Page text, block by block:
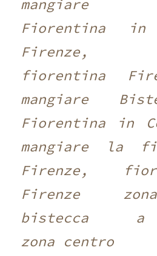
mangiare
Fiorentina
Firenze,
fiorentina
mangiare
Fiorentina in
mangiare la
Firenze,
Firenze
bistecca a
zona centro